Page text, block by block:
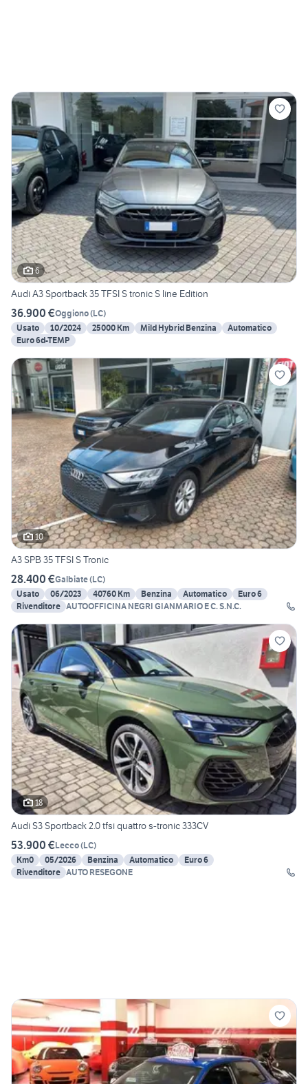
6
Audi A3 Sportback 35 TFSI S tronic S line Edition
36.900 €Oggiono(LC)
Usato
10/2024 25000 Km Mild Hybrid Benzina
Automatico
Euro 6d-TEMP
10
A3 SPB 35 TFSI S Tronic
28.400 €Galbiate(LC)
Usato
06/2023 40760 Km Benzina Automatico
Euro 6
Rivenditore AUTOOFFICINA NEGRI GIANMARIO E C. S.N.C.
18
Audi S3 Sportback 2.0 tfsi quattro s-tronic 333CV
53.900 €Lecco(LC)
Km0
05/2026 Benzina Automatico
Euro 6
Rivenditore AUTO RESEGONE